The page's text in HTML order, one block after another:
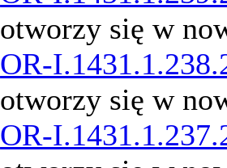
otworzy się w
OR-
otworzy się w
OR-